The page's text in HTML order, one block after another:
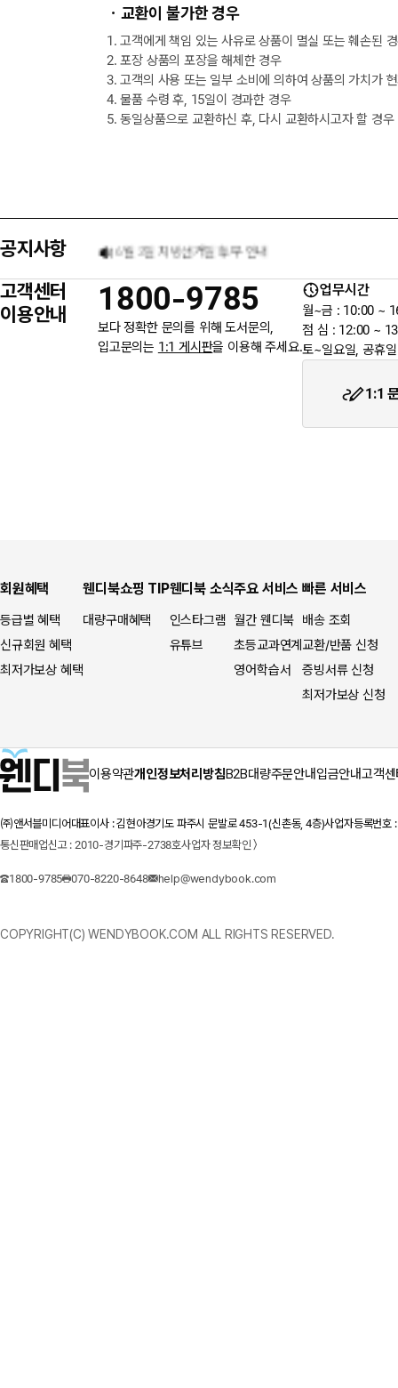
ㆍ교환이 불가한 경우
1. 고객에게 책임 있는 사유로 상품이 멸실 또는 훼손된
2. 포장 상품의 포장을 해체한 경우
3. 고객의 사용 또는 일부 소비에 의하여 상품의 가치가
4. 물품 수령 후, 15일이 경과한 경우
5. 동일상품으로 교환하신 후, 다시 교환하시고자 할 경
공지사항
[8월] 무이자 할부행사 안내
6월 3일 지방선거일 휴무 안내
★입금자를 찾습니다.
고객센터
이용안내
1800-9785
보다 정확한 문의를 위해 도서문의,
입고문의는 1:1 게시판을 이용해 주세요.
업무시간
월~금 : 10:00 ~
점 심 : 12:00 ~
토~일요일, 공휴
1:1
회원혜택
등급별 혜택
신규회원 혜택
최저가보상 혜택
웬디북쇼핑 TIP
대량구매혜택
웬디북 소식
인스타그램
유튜브
주요 서비스
월간 웬디북
초등교과연계
영어학습서
빠른 서비스
배송 조회
교환/반품 신청
증빙서류 신청
최저가보상 신청
이용약관개인정보처리방침B2B대량주문안내입금안내고객
㈜앤서블미디어대표이사 : 김현아경기도 파주시 문발로 453-1(신촌동, 4층)사업자등록번
통신판매업신고 : 2010-경기파주-2738호사업자 정보확인 〉
1800-9785 070-8220-8648 help@wendybook.com
COPYRIGHT(C) WENDYBOOK.COM ALL RIGHTS RESERVED.